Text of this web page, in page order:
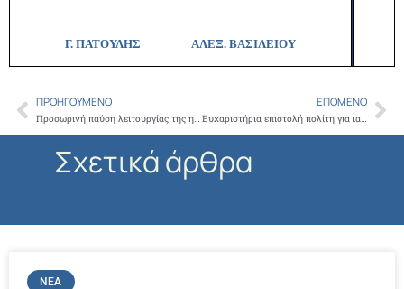
Γ. ΠΑΤΟΥΛΗΣ ΑΛΕΞ. ΒΑΣΙΛΕΙΟΥ
Prev
ΠΡΟΗΓΟΎΜΕΝΟ
Προσωρινή παύση λειτουργίας της ηλεκτρονικής συνταγογράφησης το Σάββατο 17 Οκτωβρίου λόγω εργασιών της ΗΔΙΚΑ
ΕΠΌΜΕΝΟ
Ευχαριστήρια επιστολή πολίτη για ιατρούς νοσοκομείου “Ευαγγελισμός”
Σχετικά άρθρα
ΝΈΑ